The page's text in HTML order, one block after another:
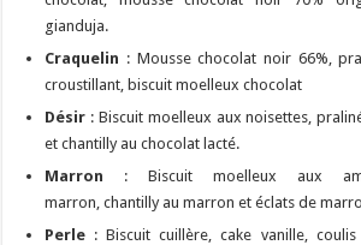
gianduja.
Craquelin : Mousse chocolat noir 66%,
croustillant, biscuit moelleux chocolat
Désir : Biscuit moelleux aux noisettes,
et chantilly au chocolat lacté.
Marron : Biscuit moelleux aux
marron, chantilly au marron et éclats de
Perle : Biscuit cuillère, cake vanille,